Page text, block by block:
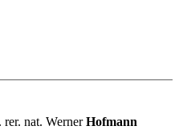
rer. nat. WernerHofmann